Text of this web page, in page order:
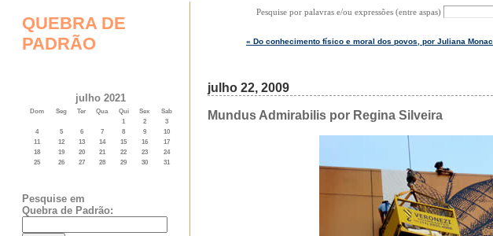
QUEBRA DE
PADRÃO
julho 2021
Dom Seg Ter Qua Qui Sex
Sab
1
2
3
4
5 6 7 8 9
10
11
12 13 14 15 16
17
18
19 20 21 22 23
24
25
26 27 28 29 30 31
Pesquise em
Quebra de Padrão:
Pesquise por palavras e/ou expressões (entre aspas)
« Do conhecimento físico e moral dos povos, por Juliana
julho 22, 2009
Mundus Admirabilis por Regina Silveira